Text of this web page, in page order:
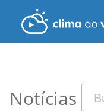
Notícias